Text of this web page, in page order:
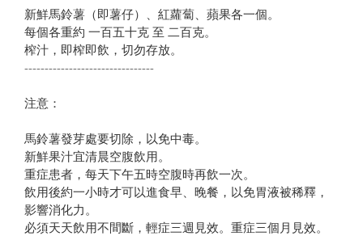
新鮮馬鈴薯（即薯仔）、紅蘿蔔、蘋果各一個。
每個各重約 一百五十克 至 二百克。
榨汁，即榨即飲，切勿存放。
--------------------------------
注意：
馬鈴薯發芽處要切除，以免中毒。
新鮮果汁宜清晨空腹飲用。
重症患者，每天下午五時空腹時再飲一次。
飲用後約一小時才可以進食早、晚餐，以免胃液被稀釋，
影響消化力。
必須天天飲用不間斷，輕症三週見效。重症三個月見效。